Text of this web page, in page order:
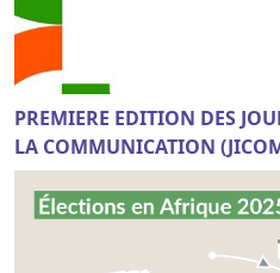
PREMIERE EDITION DES
LA COMMUNICATION